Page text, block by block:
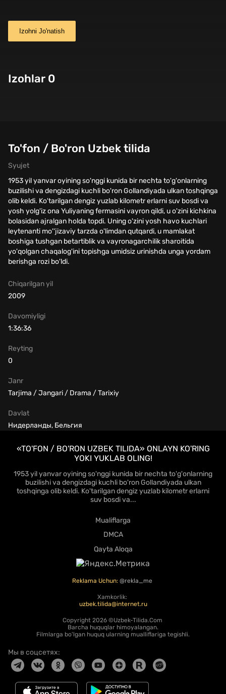
Izohni Jo'natish
Izohlar 0
To'fon / Bo'ron Uzbek tilida
Syujet
1953 yil yanvar oyining so'nggi kunida bir nechta to'g'onlarning
buzilishi va dengizdagi kuchli bo'ron Gollandiyada ulkan toshqinga
olib keldi. Ko'tarilgan dengiz yuzlab kilometr erlarni suv bosdi va
yosh yolg'iz ona Yuliyaning fermasini vayron qildi, u o'zini kichkina
bolasidan ajralgan holda topdi. Uning o'zini yosh havo kuchlari
leytenanti mo''jizaviy tarzda o'limdan qutqardi, u mamlakat
boshiga tushgan betartiblik va vayronagarchilik sharoitida
yo'qolgan chaqalog'ini topishga umidsiz urinishda unga yordam
berishga rozi bo'ldi.
Chiqarilgan yil
2009
Janr
Tarjima / Jangari / Drama / Tarixiy
Davomiyligi
1:36:36
Davlat
Нидерланды, Бельгия
Reyting
0
«TO'FON / BO'RON UZBEK TILIDA» ONLAYN KO'RING
YOKI YUKLAB OLING!
1953 yil yanvar oyining so'nggi kunida bir nechta to'g'onlarning
buzilishi va dengizdagi kuchli bo'ron Gollandiyada ulkan
toshqinga olib keldi. Ko'tarilgan dengiz yuzlab kilometr erlarni
suv bosdi va...
Mualiflarga
DMCA
Qayta Aloqa
Reklama Uchun: @rekla_me
Xamkorlik:
uzbek.tilida@internet.ru
Copyright 2026 ©Uzbek-Tilida.Com
Barcha huquqlar himoyalangan.
Filmlarga bo'lgan huquq ularning mualliflariga tegishli.
Мы в соцсетях: